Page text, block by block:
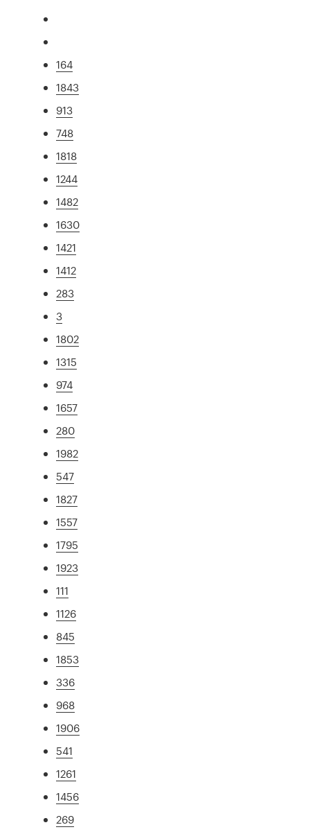
164
1843
913
748
1818
1244
1482
1630
1421
1412
283
3
1802
1315
974
1657
280
1982
547
1827
1557
1795
1923
111
1126
845
1853
336
968
1906
541
1261
1456
269